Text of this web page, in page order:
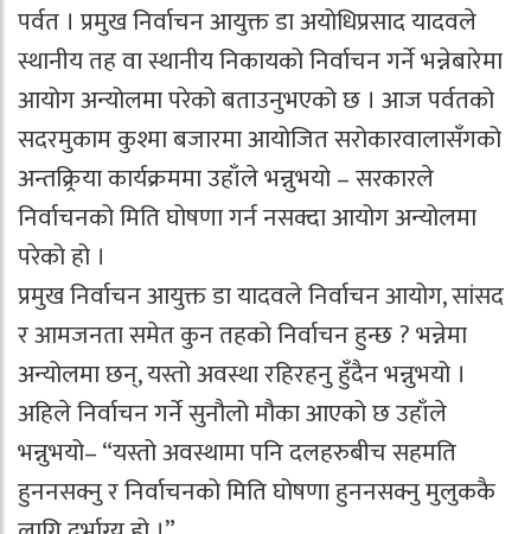
पर्वत । प्रमुख निर्वाचन आयुक्त डा अयोधिप्रसाद यादवले
स्थानीय तह वा स्थानीय निकायको निर्वाचन गर्ने भन्नेबारेमा
आयोग अन्योलमा परेको बताउनुभएको छ । आज पर्वतको
सदरमुकाम कुश्मा बजारमा आयोजित सरोकारवालासँगको
अन्तक्र्रिया कार्यक्रममा उहाँले भन्नुभयो – सरकारले
निर्वाचनको मिति घोषणा गर्न नसक्दा आयोग अन्योलमा
परेको हो ।
प्रमुख निर्वाचन आयुक्त डा यादवले निर्वाचन आयोग, सांसद
र आमजनता समेत कुन तहको निर्वाचन हुन्छ ? भन्नेमा
अन्योलमा छन्, यस्तो अवस्था रहिरहनु हुँदैन भन्नुभयो ।
अहिले निर्वाचन गर्ने सुनौलो मौका आएको छ उहाँले
भन्नुभयो– “यस्तो अवस्थामा पनि दलहरुबीच सहमति
हुननसक्नु र निर्वाचनको मिति घोषणा हुननसक्नु मुलुककै